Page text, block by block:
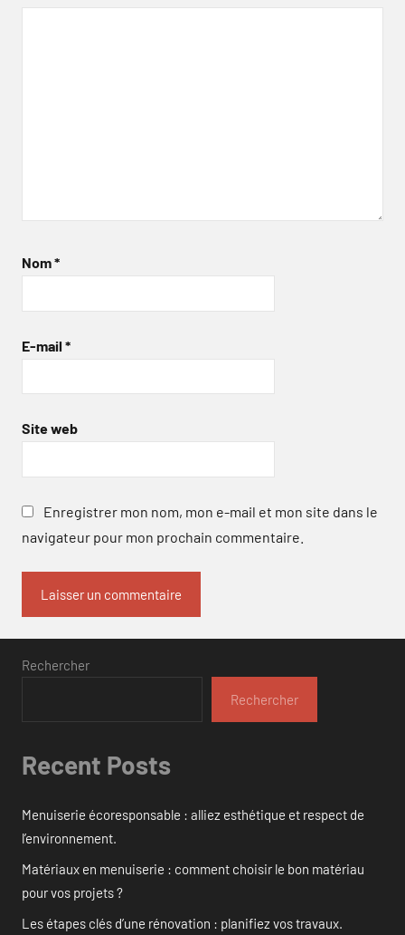
Nom*
E-mail *
Site web
Enregistrer mon nom, mon e-mail et mon site dans le
navigateur pour mon prochain commentaire.
Rechercher
Rechercher
Recent Posts
Menuiserie écoresponsable : alliez esthétique et respect de
l’environnement.
Matériaux en menuiserie : comment choisir le bon matériau
pour vos projets ?
Les étapes clés d’une rénovation : planifiez vos travaux.